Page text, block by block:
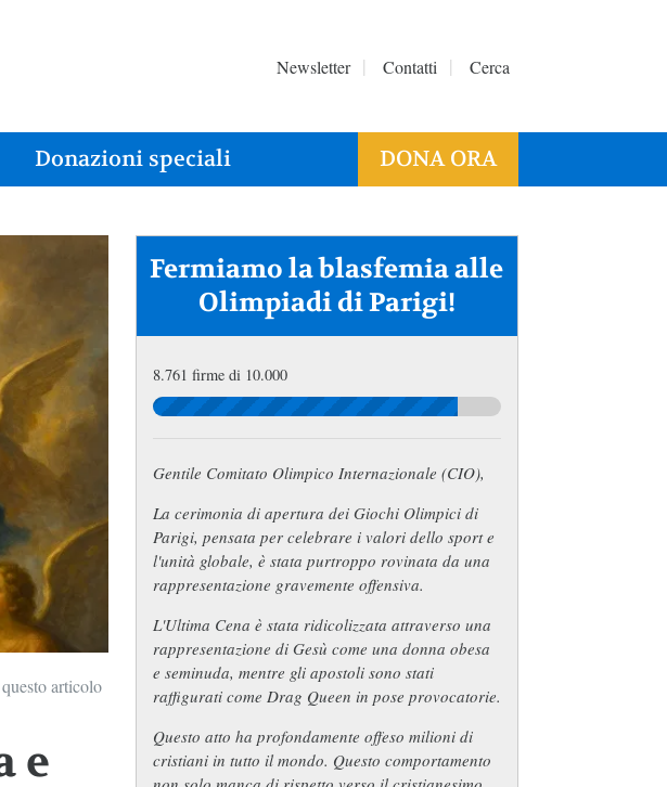
Newsletter Contatti Cerca
Donazioni speciali DONA ORA
articolo
e
Fermiamo la blasfemia alle
Olimpiadi di Parigi!
8.761 firme di 10.000
Gentile Comitato Olimpico Internazionale (CIO),
La cerimonia di apertura dei Giochi Olimpici di
Parigi, pensata per celebrare i valori dello sport e
l'unità globale, è stata purtroppo rovinata da una
rappresentazione gravemente offensiva.
L'Ultima Cena è stata ridicolizzata attraverso una
rappresentazione di Gesù come una donna obesa
e seminuda, mentre gli apostoli sono stati
raffigurati come Drag Queen in pose provocatorie.
Questo atto ha profondamente offeso milioni di
cristiani in tutto il mondo. Questo comportamento